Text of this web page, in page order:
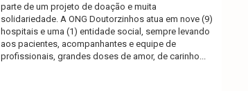
parte de um projeto de doação e muita
solidariedade. A ONG Doutorzinhos atua em nove (9)
hospitais e uma (1) entidade social, sempre levando
aos pacientes, acompanhantes e equipe de
profissionais, grandes doses de amor, de carinho...